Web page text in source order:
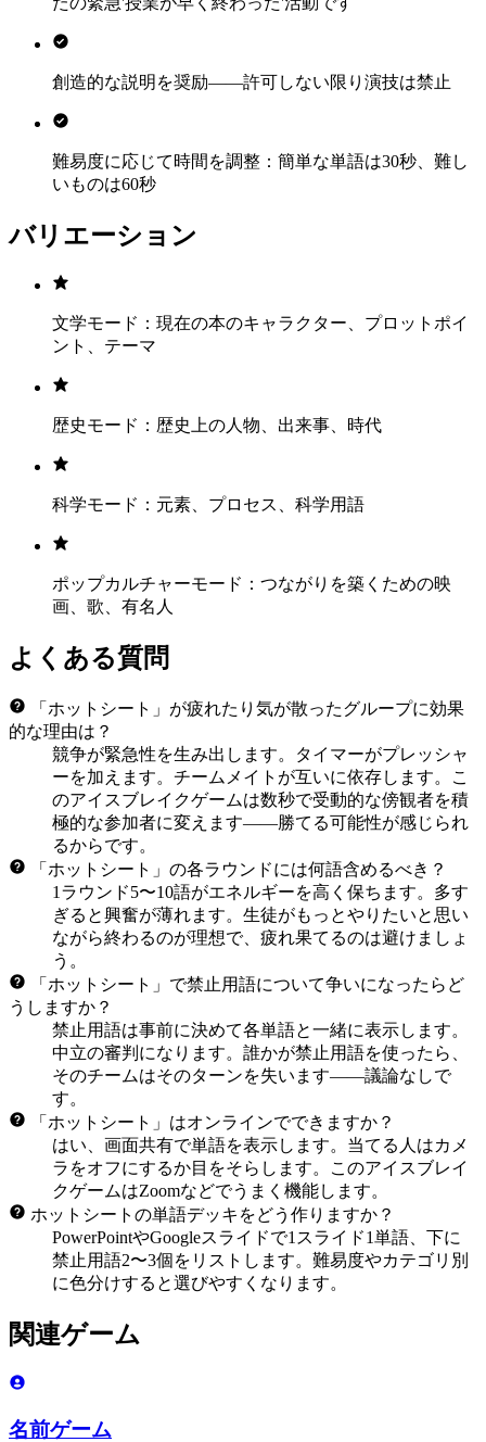
創造的な説明を奨励——許可しない限り演技は禁止
難易度に応じて時間を調整：簡単な単語は30秒、難し
いものは60秒
バリエーション
文学モード：現在の本のキャラクター、プロットポイ
ント、テーマ
歴史モード：歴史上の人物、出来事、時代
科学モード：元素、プロセス、科学用語
ポップカルチャーモード：つながりを築くための映
画、歌、有名人
よくある質問
「ホットシート」が疲れたり気が散ったグループに効果
的な理由は？
競争が緊急性を生み出します。タイマーがプレッシャ
ーを加えます。チームメイトが互いに依存します。こ
のアイスブレイクゲームは数秒で受動的な傍観者を積
極的な参加者に変えます——勝てる可能性が感じられ
るからです。
「ホットシート」の各ラウンドには何語含めるべき？
1ラウンド5〜10語がエネルギーを高く保ちます。多す
ぎると興奮が薄れます。生徒がもっとやりたいと思い
ながら終わるのが理想で、疲れ果てるのは避けましょ
う。
「ホットシート」で禁止用語について争いになったらど
うしますか？
禁止用語は事前に決めて各単語と一緒に表示します。
中立の審判になります。誰かが禁止用語を使ったら、
そのチームはそのターンを失います——議論なしで
す。
「ホットシート」はオンラインでできますか？
はい、画面共有で単語を表示します。当てる人はカメ
ラをオフにするか目をそらします。このアイスブレイ
クゲームはZoomなどでうまく機能します。
ホットシートの単語デッキをどう作りますか？
PowerPointやGoogleスライドで1スライド1単語、下に
禁止用語2〜3個をリストします。難易度やカテゴリ別
に色分けすると選びやすくなります。
関連ゲーム
名前ゲーム